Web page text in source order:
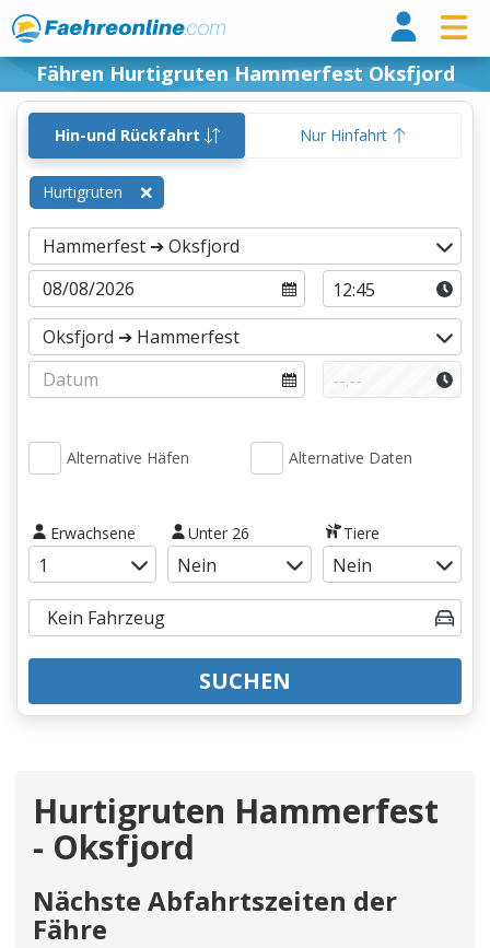
Fähren Hurtigruten Hammerfest Oksfjord
Hin-und Rückfahrt Nur Hinfahrt
Hurtigruten
Alternative Häfen Alternative Daten
Erwachsene Unter 26 Tiere
SUCHEN
Hurtigruten Hammerfest
- Oksfjord
Nächste Abfahrtszeiten der
Fähre